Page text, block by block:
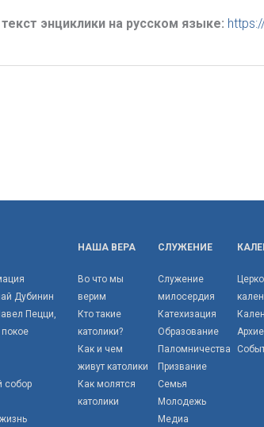
энциклики на русском языке:
Дубинин
Пецци,
покое
собор
НАША ВЕРА
Во что мы
верим
Кто такие
католики?
Как и чем
живут католики
Как молятся
католики
СЛУЖЕНИЕ
Служение
милосердия
Катехизация
Образование
Паломничества
Призвание
Семья
Молодежь
Медиа